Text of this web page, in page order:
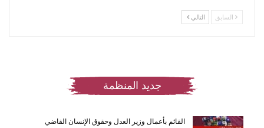
السابق التالي
جديد المنظمة
القائم بأعمال وزير العدل وحقوق الإنسان القاضي